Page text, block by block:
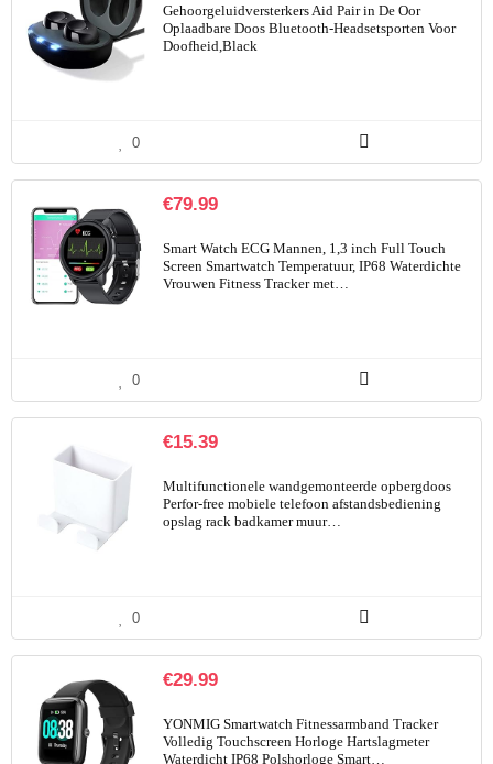
Gehoorgeluidversterkers Aid Pair in De Oor
Oplaadbare Doos Bluetooth-Headsetsporten Voor
Doofheid,Black
0
€79.99
Smart Watch ECG Mannen, 1,3 inch Full Touch
Screen Smartwatch Temperatuur, IP68 Waterdichte
Vrouwen Fitness Tracker met…
0
€15.39
Multifunctionele wandgemonteerde opbergdoos
Perfor-free mobiele telefoon afstandsbediening
opslag rack badkamer muur…
0
€29.99
YONMIG Smartwatch Fitnessarmband Tracker
Volledig Touchscreen Horloge Hartslagmeter
Waterdicht IP68 Polshorloge Smart…